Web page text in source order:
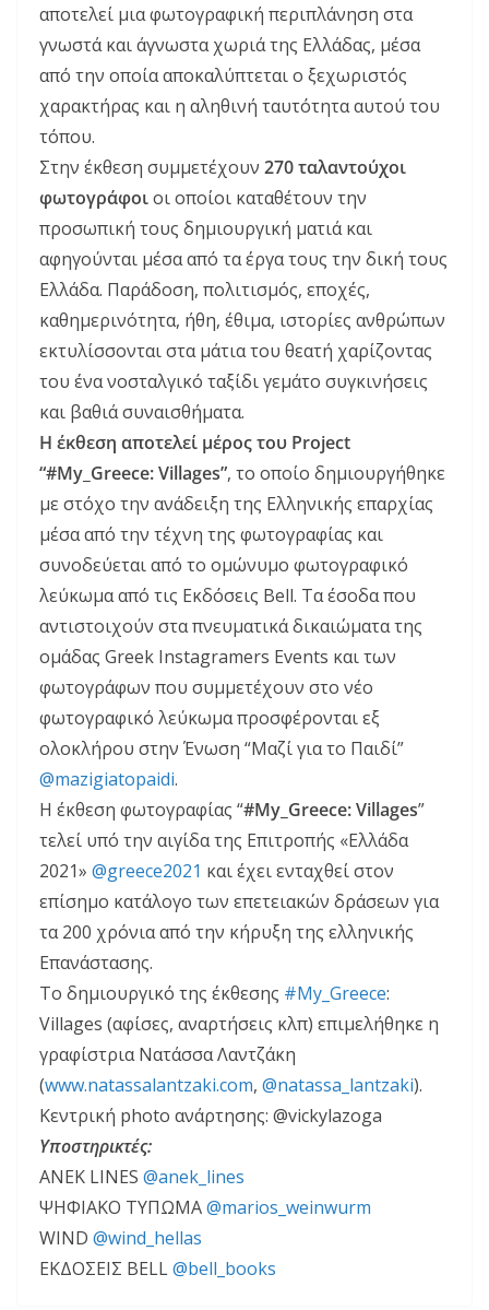
αποτελεί μια φωτογραφική περιπλάνηση στα
γνωστά και άγνωστα χωριά της Ελλάδας, μέσα
από την οποία αποκαλύπτεται ο ξεχωριστός
χαρακτήρας και η αληθινή ταυτότητα αυτού του
τόπου.
Στην έκθεση συμμετέχουν 270 ταλαντούχοι
φωτογράφοιοι οποίοι καταθέτουν την
προσωπική τους δημιουργική ματιά και
αφηγούνται μέσα από τα έργα τους την δική τους
Ελλάδα. Παράδοση, πολιτισμός, εποχές,
καθημερινότητα, ήθη, έθιμα, ιστορίες ανθρώπων
εκτυλίσσονται στα μάτια του θεατή χαρίζοντας
του ένα νοσταλγικό ταξίδι γεμάτο συγκινήσεις
και βαθιά συναισθήματα.
Η έκθεση αποτελεί μέρος του Project
“#My_Greece: Villages”, το οποίο δημιουργήθηκε
με στόχο την ανάδειξη της Ελληνικής επαρχίας
μέσα από την τέχνη της φωτογραφίας και
συνοδεύεται από το ομώνυμο φωτογραφικό
λεύκωμα από τις Εκδόσεις Bell. Τα έσοδα που
αντιστοιχούν στα πνευματικά δικαιώματα της
ομάδας Greek Instagramers Events και των
φωτογράφων που συμμετέχουν στο νέο
φωτογραφικό λεύκωμα προσφέρονται εξ
ολοκλήρου στην Ένωση “Μαζί για το Παιδί”
@mazigiatopaidi.
Η έκθεση φωτογραφίας “#My_Greece: Villages”
τελεί υπό την αιγίδα της Επιτροπής «Ελλάδα
2021» @greece2021 και έχει ενταχθεί στον
επίσημο κατάλογο των επετειακών δράσεων για
τα 200 χρόνια από την κήρυξη της ελληνικής
Επανάστασης.
Το δημιουργικό της έκθεσης #My_Greece:
Villages (αφίσες, αναρτήσεις κλπ) επιμελήθηκε η
γραφίστρια Νατάσσα Λαντζάκη
(www.natassalantzaki.com, @natassa_lantzaki).
Κεντρική photo ανάρτησης: @vickylazoga
Υποστηρικτές:
ΑΝΕΚ LINES @anek_lines
ΨΗΦΙΑΚΟ ΤΥΠΩΜΑ@marios_weinwurm
WIND @wind_hellas
ΕΚΔΟΣΕΙΣ BELL@bell_books